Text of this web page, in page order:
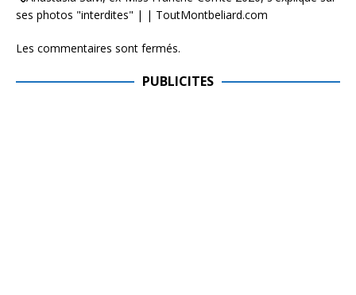
ses photos "interdites" | | ToutMontbeliard.com
Les commentaires sont fermés.
PUBLICITES